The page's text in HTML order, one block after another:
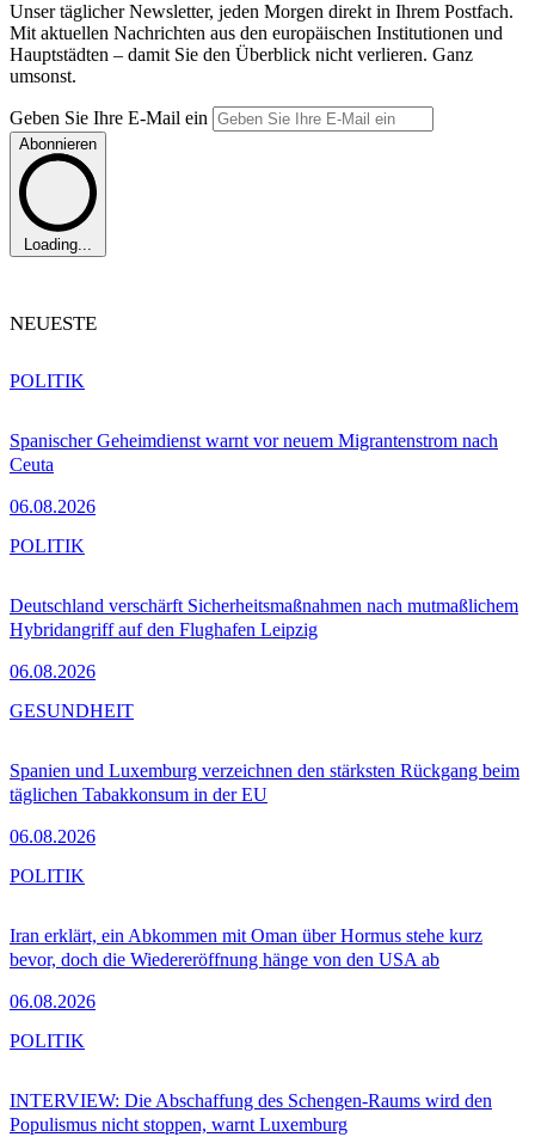
Unser täglicher Newsletter, jeden Morgen direkt in Ihrem Postfach.
Mit aktuellen Nachrichten aus den europäischen Institutionen und
Hauptstädten – damit Sie den Überblick nicht verlieren. Ganz
umsonst.
Geben Sie Ihre E-Mail ein
Abonnieren
Loading...
NEUESTE
Spanischer Geheimdienst warnt vor neuem Migrantenstrom nach
Ceuta
06.08.2026
POLITIK
Deutschland verschärft Sicherheitsmaßnahmen nach mutmaßlichem
Hybridangriff auf den Flughafen Leipzig
06.08.2026
POLITIK
Spanien und Luxemburg verzeichnen den stärksten Rückgang beim
täglichen Tabakkonsum in der EU
06.08.2026
GESUNDHEIT
Iran erklärt, ein Abkommen mit Oman über Hormus stehe kurz
bevor, doch die Wiedereröffnung hänge von den USA ab
06.08.2026
POLITIK
INTERVIEW: Die Abschaffung des Schengen-Raums wird den
Populismus nicht stoppen, warnt Luxemburg
POLITIK